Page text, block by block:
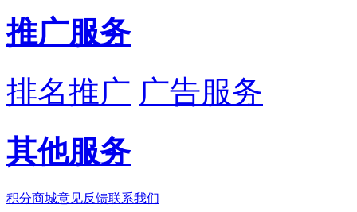
推广服务
排名推广 广告服务
其他服务
积分商城意见反馈联系我们